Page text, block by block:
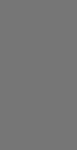
le
jeune
et s’installe
Il décrit son
seul, et tel